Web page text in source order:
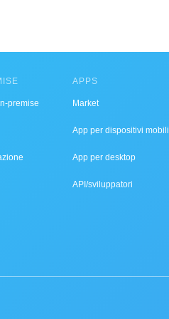
premise
APPS
Market
App per dispositivi mobili
App per desktop
API/sviluppatori